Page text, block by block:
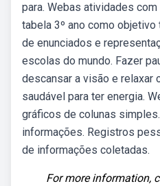
para. Webas atividades
tabela 3º ano como objetivo
de enunciados e
escolas do mundo. Fazer
descansar a visão e relaxar
saudável para ter energia.
gráficos de colunas
informações. Registros
de informações coletadas.
For more information,